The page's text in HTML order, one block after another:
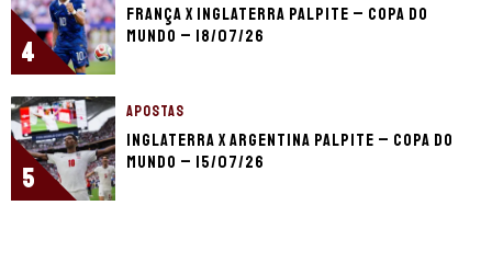
4
França x Inglaterra palpite – Copa do
Mundo – 18/07/26
5
APOSTAS
Inglaterra x Argentina palpite – Copa do
Mundo – 15/07/26